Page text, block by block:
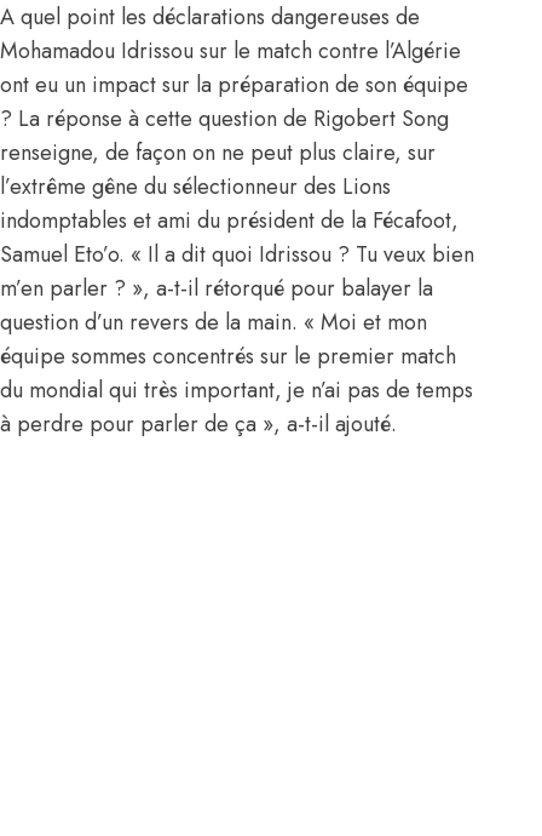
A quel point les déclarations dangereuses de
Mohamadou Idrissou sur le match contre l’Algérie
ont eu un impact sur la préparation de son équipe
? La réponse à cette question de Rigobert Song
renseigne, de façon on ne peut plus claire, sur
l’extrême gêne du sélectionneur des Lions
indomptables et ami du président de la Fécafoot,
Samuel Eto’o. « Il a dit quoi Idrissou ? Tu veux bien
m’en parler ? », a-t-il rétorqué pour balayer la
question d’un revers de la main. « Moi et mon
équipe sommes concentrés sur le premier match
du mondial qui très important, je n’ai pas de temps
à perdre pour parler de ça », a-t-il ajouté.